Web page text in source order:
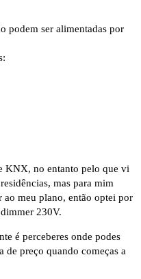
podem ser alimentadas por
KNX, no entanto pelo que vi
mas para mim
ao meu plano, então optei por
230V.
é perceberes onde podes
de preço quando começas a